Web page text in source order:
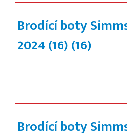
Brodící boty
2024 (16)(16)
Brodící boty